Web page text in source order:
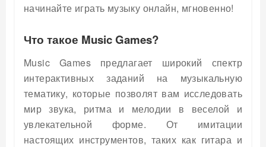
начинайте играть музыку онлайн, мгновенно!
Что такое Music Games?
Music Games предлагает широкий спектр
интерактивных заданий на музыкальную
тематику, которые позволят вам исследовать
мир звука, ритма и мелодии в веселой и
увлекательной форме. От имитации
настоящих инструментов, таких как гитара и